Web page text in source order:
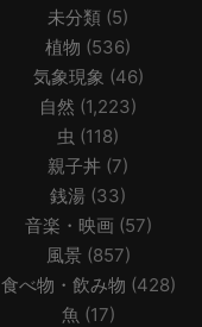
未分類 (5)
植物 (536)
気象現象 (46)
自然 (1,223)
虫 (118)
親子丼 (7)
銭湯 (33)
音楽・映画 (57)
風景(857)
食べ物・飲み物 (428)
魚 (17)